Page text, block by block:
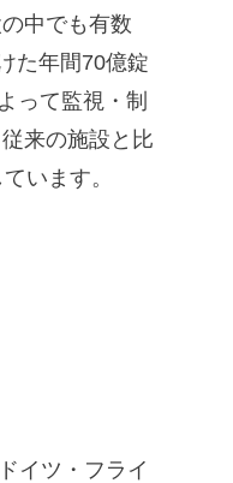
中でも有数
た年間70億錠
って監視・制
来の施設と比
います。
イツ・フライ